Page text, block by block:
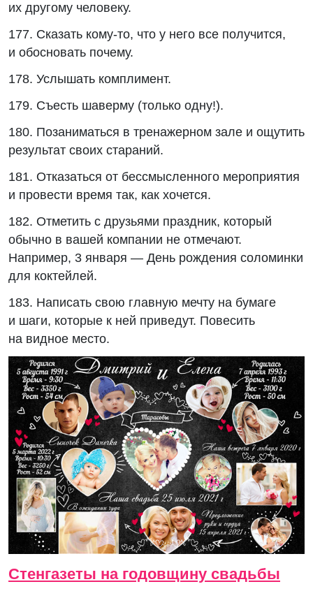
их другому человеку.
177. Сказать кому-то, что у него все получится,
и обосновать почему.
178. Услышать комплимент.
179. Съесть шаверму (только одну!).
180. Позаниматься в тренажерном зале и ощутить
результат своих стараний.
181. Отказаться от бессмысленного мероприятия
и провести время так, как хочется.
182. Отметить с друзьями праздник, который
обычно в вашей компании не отмечают.
Например, 3 января — День рождения соломинки
для коктейлей.
183. Написать свою главную мечту на бумаге
и шаги, которые к ней приведут. Повесить
на видное место.
Стенгазеты на годовщину свадьбы